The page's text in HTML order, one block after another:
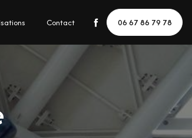
Contact 06 67 86 79 78